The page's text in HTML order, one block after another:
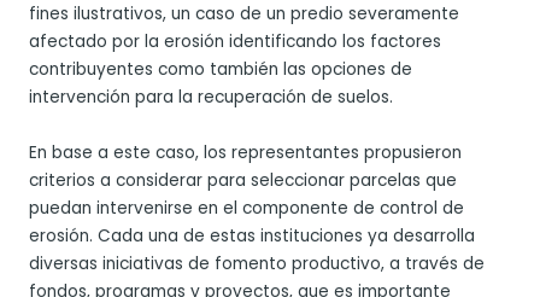
fines ilustrativos, un caso de un predio severamente
afectado por la erosión identificando los factores
contribuyentes como también las opciones de
intervención para la recuperación de suelos.
En base a este caso, los representantes propusieron
criterios a considerar para seleccionar parcelas que
puedan intervenirse en el componente de control de
erosión. Cada una de estas instituciones ya desarrolla
diversas iniciativas de fomento productivo, a través de
fondos, programas y proyectos, que es importante